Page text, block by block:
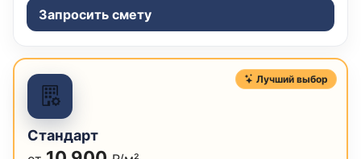
Запросить смету
Лучший выбор
Стандарт